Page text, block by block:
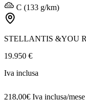
C (133 g/km)
STELLANTIS &YOU
19.950 €
Iva inclusa
218,00€ Iva inclusa/mese